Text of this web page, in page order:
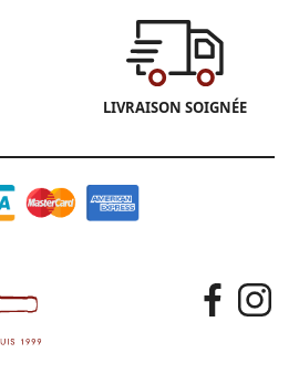
LIVRAISON SOIGNÉE